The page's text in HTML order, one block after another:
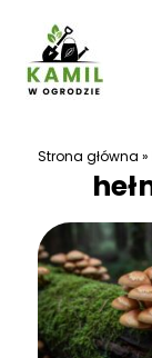
Strona główna »